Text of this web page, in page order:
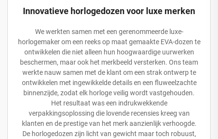
Innovatieve horlogedozen voor luxe merken
We werkten samen met een gerenommeerde luxe-
horlogemaker om een reeks op maat gemaakte EVA-dozen te
ontwikkelen die niet alleen hun hoogwaardige uurwerken
beschermen, maar ook het merkbeeld versterken. Ons team
werkte nauw samen met de klant om een strak ontwerp te
ontwikkelen met ingewikkelde details en een fluweelzachte
binnenzijde, zodat elk horloge veilig wordt vastgehouden.
Het resultaat was een indrukwekkende
verpakkingsoplossing die lovende recensies kreeg van
klanten en de prestige van het merk aanzienlijk verhoogde.
De horlogedozen zijn licht van gewicht maar toch robuust,